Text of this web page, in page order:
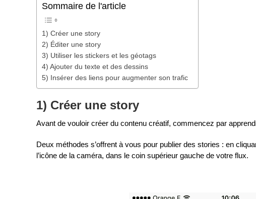
Sommaire de l'article
1) Créer une story
2) Éditer une story
3) Utiliser les stickers et les géotags
4) Ajouter du texte et des dessins
5) Insérer des liens pour augmenter son trafic
1) Créer une story
Avant de vouloir créer du contenu créatif, commencez par
Deux méthodes s’offrent à vous pour publier des stories : en
l’icône de la caméra, dans le coin supérieur gauche de votre flux.